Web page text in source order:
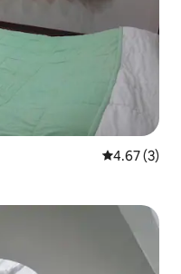
レビュー3
4.67 (3)